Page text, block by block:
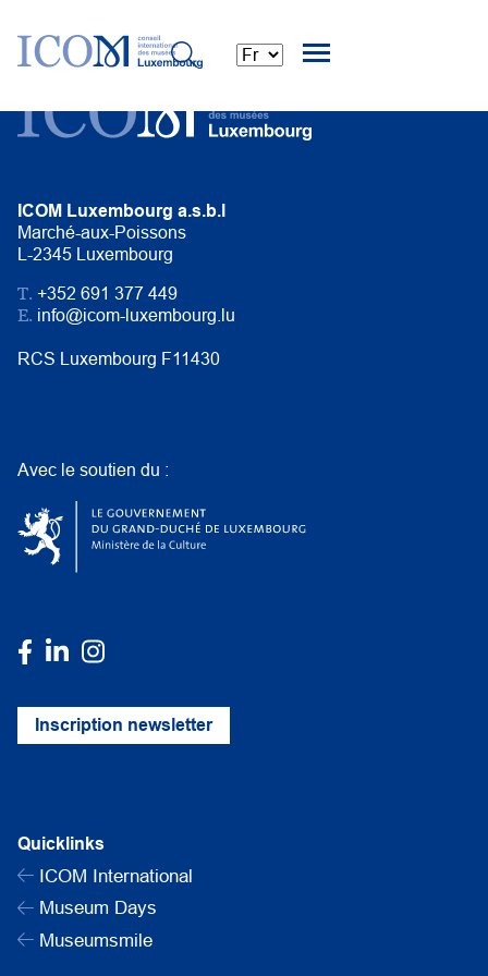
ICOM Luxembourg a.s.b.l
Marché-aux-Poissons
L-2345 Luxembourg
T. +352 691 377 449
E. info@icom-luxembourg.lu
RCS Luxembourg F11430
Avec le soutien du :
Inscription newsletter
Quicklinks
ICOM International
Museum Days
Museumsmile